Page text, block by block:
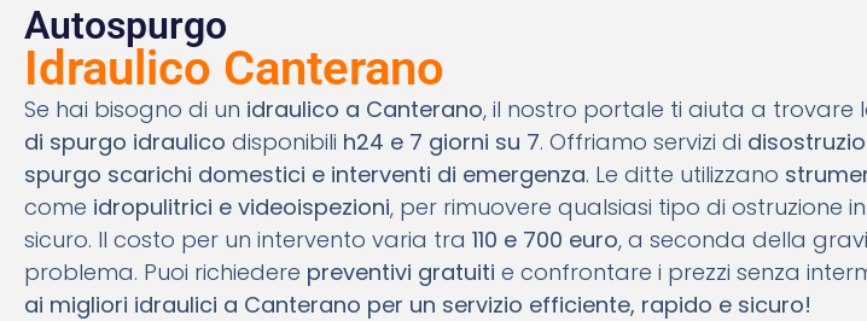
Autospurgo
Idraulico Canterano
Se hai bisogno di un idraulico a Canterano, il nostro portale ti aiuta a trovare
di spurgo idraulico disponibili h24 e 7 giorni su 7. Offriamo servizi di
spurgo scarichi domestici e interventi di emergenza. Le ditte utilizzano
come idropulitrici e videoispezioni, per rimuovere qualsiasi tipo di ostruzione
sicuro. Il costo per un intervento varia tra 110 e 700 euro, a seconda della
problema. Puoi richiedere preventivi gratuiti e confrontare i prezzi senza
ai migliori idraulici a Canterano per un servizio efficiente, rapido e sicuro!